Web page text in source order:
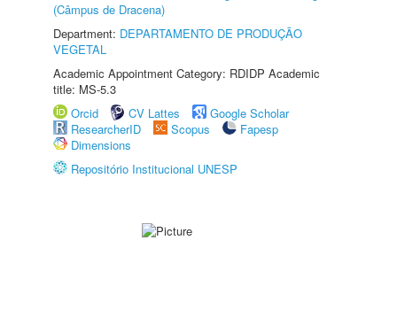
(Câmpus de Dracena)
Department: DEPARTAMENTO DE PRODUÇÃO
VEGETAL
Academic Appointment Category: RDIDP Academic
title: MS-5.3
Orcid
CV Lattes
Google Scholar
ResearcherID
Scopus
Fapesp
Dimensions
Repositório Institucional UNESP